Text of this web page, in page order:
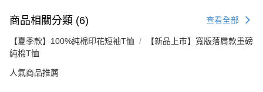
商品相關分類 (6) 查看全部
【夏季款】100%純棉印花短袖T恤
【新品上市】寬版落肩款重磅
純棉T恤
人氣商品推薦